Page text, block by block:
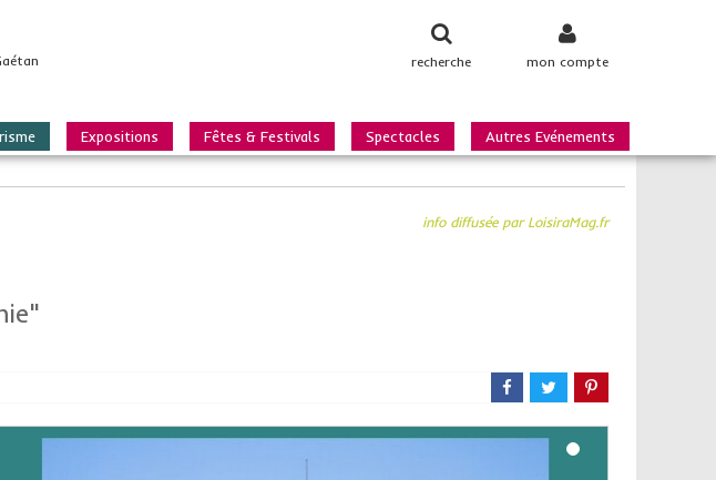
mon compte
recherche
Expositions Fêtes & Festivals Spectacles Autres Evénements
info diffusée par LoisiraMag.fr